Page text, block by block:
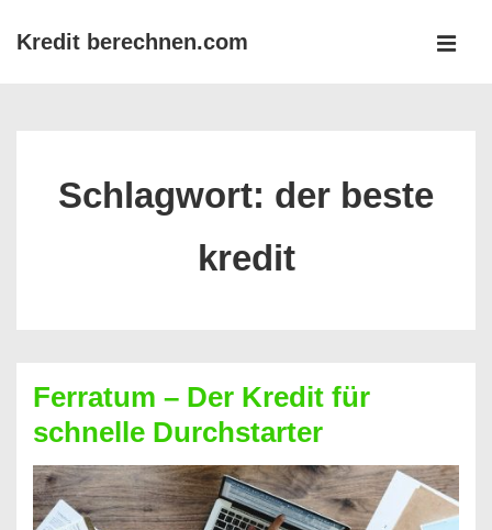
ZumKredit berechnen.com
Schlagwort: der beste
kredit
Ferratum – Der Kredit für
schnelle Durchstarter